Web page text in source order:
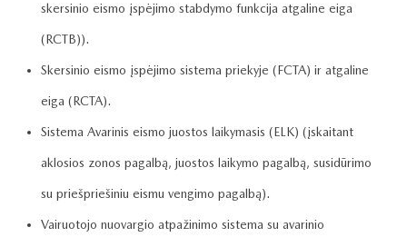
skersinio eismo įspėjimo stabdymo funkcija atgaline eiga
(RCTB)).
Skersinio eismo įspėjimo sistema priekyje (FCTA) ir atgaline
eiga (RCTA).
Sistema Avarinis eismo juostos laikymasis (ELK) (įskaitant
aklosios zonos pagalbą, juostos laikymo pagalbą, susidūrimo
su priešpriešiniu eismu vengimo pagalbą).
Vairuotojo nuovargio atpažinimo sistema su avarinio